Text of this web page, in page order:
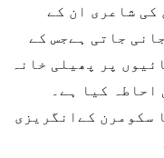
کی شاعری ان کے
جاتی ہےجس کے
پر پھیلی خانہ
کیا ہے۔
سکومرن کےانگریزی